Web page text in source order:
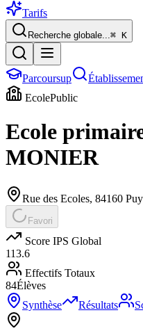
Tarifs
Recherche globale...⌘ K
Parcoursup
EcolePublic
Ecole
MONIER
Rue des Ecoles, 84160
Favori
Score IPS Global
113.6
Effectifs Totaux
84Élèves
Synthèse
Résultats